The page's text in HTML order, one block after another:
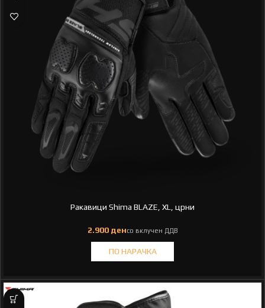
Ракавици Shima BLAZE, XL, црни